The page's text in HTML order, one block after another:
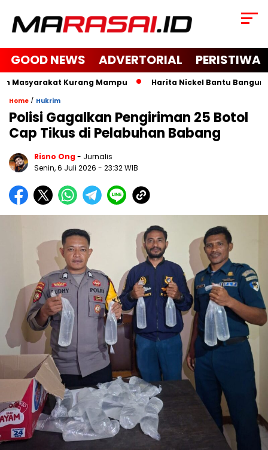
GOOD NEWS ADVERTORIAL PERISTIWA
Kurang Mampu Harita Nickel Bantu Bangun
Home / Hukrim
Polisi Gagalkan Pengiriman 25 Botol
Cap Tikus di Pelabuhan Babang
Risno Ong- Jurnalis
Senin, 6 Juli 2026 - 23:32 WIB